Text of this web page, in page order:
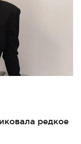
редкое